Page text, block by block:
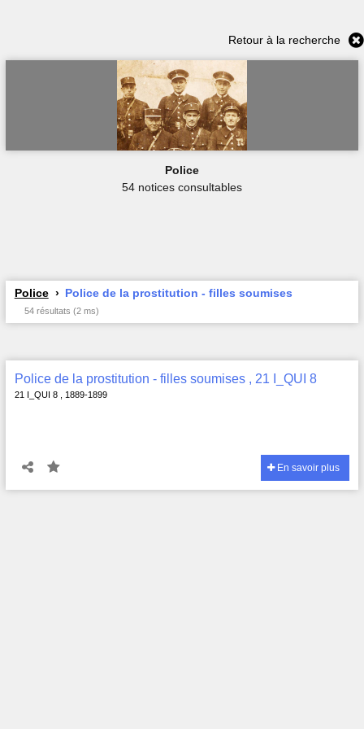
Retour à la recherche
Police
54 notices consultables
Police Police de la prostitution - filles soumises
54 résultats (2 ms)
Police de la prostitution - filles soumises , 21 I_QUI 8
21 I_QUI 8 , 1889-1899
En savoir plus